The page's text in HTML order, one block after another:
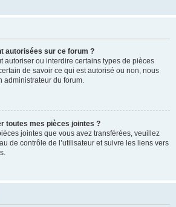
autorisées sur ce forum ?
autoriser ou interdire certains types de pièces
de savoir ce qui est autorisé ou non, nous
administrateur du forum.
toutes mes pièces jointes ?
jointes que vous avez transférées, veuillez
de contrôle de l’utilisateur et suivre les liens vers